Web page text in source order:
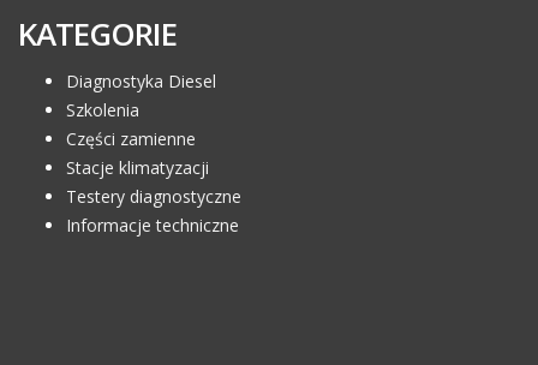
KATEGORIE
Diagnostyka Diesel
Szkolenia
Części zamienne
Stacje klimatyzacji
Testery diagnostyczne
Informacje techniczne